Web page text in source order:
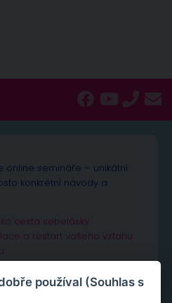
online semináře – unikátní
konkrétní návody a
cesta sebelásky
a restart vašeho vztahu
používal (Souhlas s